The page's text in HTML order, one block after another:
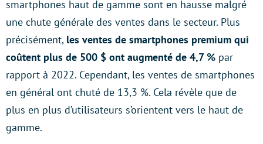
smartphones haut de gamme sont en hausse malgré
une chute générale des ventes dans le secteur. Plus
précisément, les ventes de smartphones premium qui
coûtent plus de 500 $ ont augmenté de 4,7 % par
rapport à 2022. Cependant, les ventes de smartphones
en général ont chuté de 13,3 %. Cela révèle que de
plus en plus d’utilisateurs s’orientent vers le haut de
gamme.